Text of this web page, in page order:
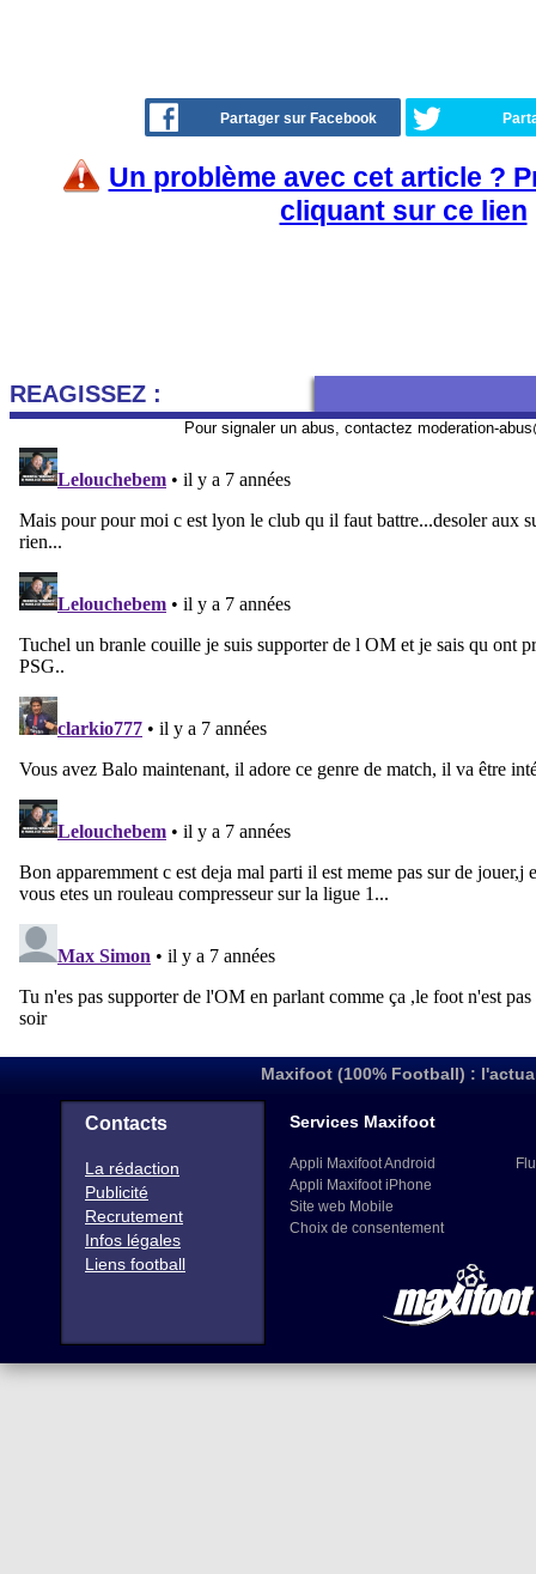
Partager sur Facebook
Un problème avec cet article ?
cliquant sur ce lien
REAGISSEZ :
Pour signaler un abus, contactez moderation-
Maxifoot (100% Football) :
Contacts
La rédaction
Publicité
Recrutement
Infos légales
Liens football
Services Maxifoot
Appli Maxifoot Android
Appli Maxifoot iPhone
Site web Mobile
Choix de consentement